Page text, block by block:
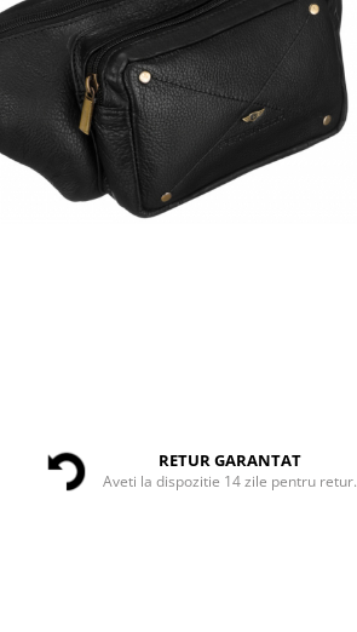
RETUR GARANTAT
Aveti la dispozitie 14 zile pentru retur.